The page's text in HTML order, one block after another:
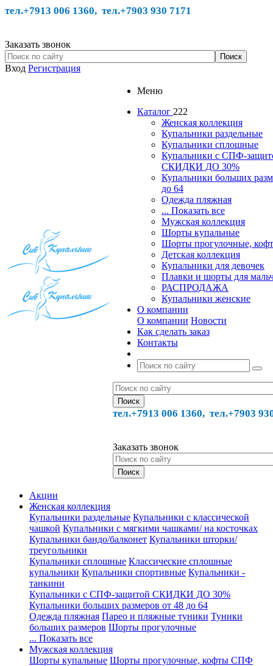
тел.+7913 006 1360, тел.+7903 930 7171
Заказать звонок
Вход Регистрация
Меню
Каталог 222
Женская коллекция
Купальники раздельные
Купальники сплошные
Купальники с СПФ-
СКИДКИ ДО 30%
Купальники больших
до 64
Одежда пляжная
... Показать все
Мужская коллекция
Шорты купальные
Шорты прогулочные,
Детская коллекция
Купальники для девочек
Плавки и шорты для
РАСПРОДАЖА
Купальники женские
О компании
О компании Новости
Как сделать заказ
Контакты
тел.+7913 006 1360, тел.+7903
Заказать звонок
Акции
Женская коллекция
Купальники раздельные Купальники с классической
чашкой Купальники с мягкими чашками/ на косточках
Купальники бандо/балконет Купальники шторки/
треугольники
Купальники сплошные Классические сплошные
купальники Купальники спортивные Купальники -
танкини
Купальники с СПФ-защитой СКИДКИ ДО 30%
Купальники больших размеров от 48 до 64
Одежда пляжная Парео и пляжные туники Туники
больших размеров Шорты прогулочные
... Показать все
Мужская коллекция
Шорты купальные Шорты прогулочные, кофты СПФ